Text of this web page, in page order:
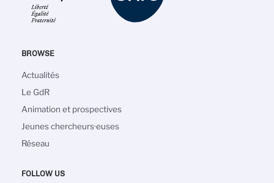
BROWSE
Navigation
principale
Actualités
Le GdR
Animation et prospectives
Jeunes chercheurs·euses
Réseau
FOLLOW US